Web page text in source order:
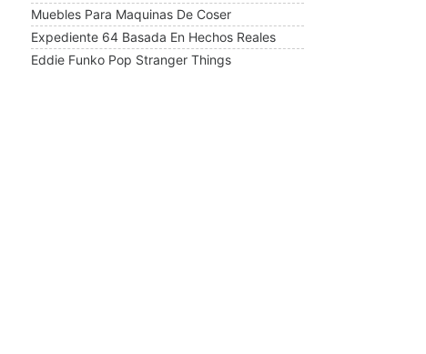
Muebles Para Maquinas De Coser
Expediente 64 Basada En Hechos Reales
Eddie Funko Pop Stranger Things